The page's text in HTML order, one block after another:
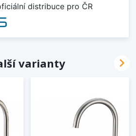
distribuce pro ČR
varianty 